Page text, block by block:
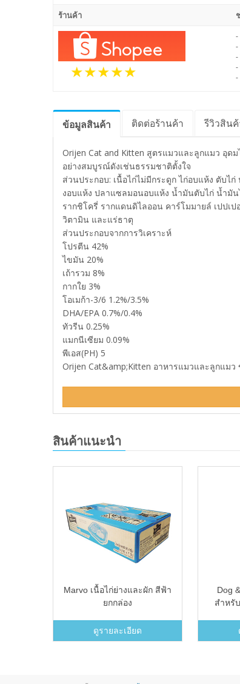
ร้านค้า
-
-
-
-
-
ข้อมูลสินค้า ติดต่อร้านค้า รีวิวสิน
Orijen Cat and Kitten สูตรแมวและลูกแมว อุด
อย่างสมบูรณ์ดังเช่นธรรมชาติตั้งใจ
ส่วนประกอบ: เนื้อไก่ไม่มีกระดูก ไก่อบแห้ง ตับไ
งอบแห้ง ปลาแซลมอนอบแห้ง น้ำมันตับไก่ น้ำมัน
รากชิโครี่ รากแดนดิไลออน คาร์โมมายล์ เปปเ
วิตามิน และแร่ธาตุ
ส่วนประกอบจากการวิเคราะห์
โปรตีน 42%
ไขมัน 20%
เถ้ารวม 8%
กากใย 3%
โอเมก้า-3/6 1.2%/3.5%
DHA/EPA 0.7%/0.4%
ทัวรีน 0.25%
แมกนีเซียม 0.09%
พีเอส(PH) 5
Orijen Cat&amp;Kitten อาหารแมวและลูกแม
สินค้าแนะนำ
Marvo เนื้อไก่ย่างและผัก สีฟ้า
ยกกล่อง
ดูรายละเอียด
Dog
สำหรั